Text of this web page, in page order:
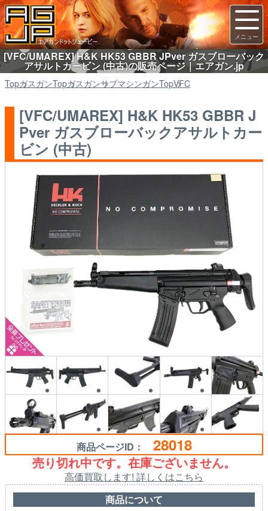
[VFC/UMAREX] H&K HK53 GBBR JPver ガスブローバック
アサルトカービン (中古)の販売ページ｜エアガン.jp
TopガスガンTopガスガンサブマシンガンTopVFC
[VFC/UMAREX] H&K HK53 GBBR J
Pver ガスブローバックアサルトカー
ビン (中古)
商品ページID： 28018
売り切れ中です。在庫ございません。
高価買取します! 詳しくはこちら
商品について